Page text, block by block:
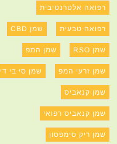
רפואה אלטרנטיבית
רפואה טבעית שמן CBD
שמן RSO שמן המפ
שמן זרעי המפ שמן סי בי די
שמן קנאביס
שמן קנאביס רפואי
שמן ריק סימפסון